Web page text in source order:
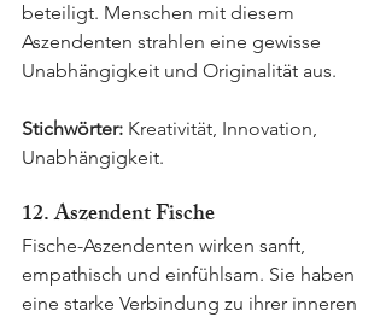
beteiligt. Menschen mit diesem
Aszendenten strahlen eine gewisse
Unabhängigkeit und Originalität aus.
Stichwörter: Kreativität, Innovation,
Unabhängigkeit.
12. Aszendent Fische
Fische-Aszendenten wirken sanft,
empathisch und einfühlsam. Sie haben
eine starke Verbindung zu ihrer inneren